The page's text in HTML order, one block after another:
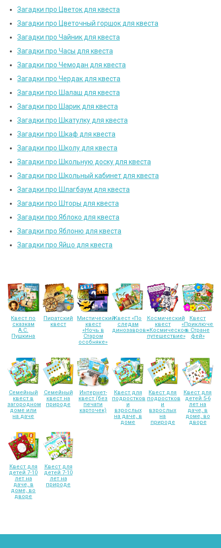
Загадки про Цветок для квеста
Загадки про Цветочный горшок для квеста
Загадки про Чайник для квеста
Загадки про Часы для квеста
Загадки про Чемодан для квеста
Загадки про Чердак для квеста
Загадки про Шалаш для квеста
Загадки про Шарик для квеста
Загадки про Шкатулку для квеста
Загадки про Шкаф для квеста
Загадки про Школу для квеста
Загадки про Школьную доску для квеста
Загадки про Школьный кабинет для квеста
Загадки про Шлагбаум для квеста
Загадки про Шторы для квеста
Загадки про Яблоко для квеста
Загадки про Яблоню для квеста
Загадки про Яйцо для квеста
Квест по
сказкам
А.С.
Пушкина
Пиратский
квест
Мистический
квест
«Ночь в
Старом
особняке»
Квест «По
следам
динозавров»
Космический
квест
«Космическое
путешествие»
Квест
в Стране
фей»
Семейный
квест в
загородном
доме или
на даче
Семейный
квест на
природе
Интернет-
квест (без
печати
карточек)
Квест для
подростков
и
взрослых
на даче, в
доме
Квест для
подростков
и
взрослых
на
природе
Квест для
детей 5-6
лет на
даче, в
доме, во
дворе
Квест для
детей 7-10
лет на
даче, в
доме, во
дворе
Квест для
детей 7-10
лет на
природе